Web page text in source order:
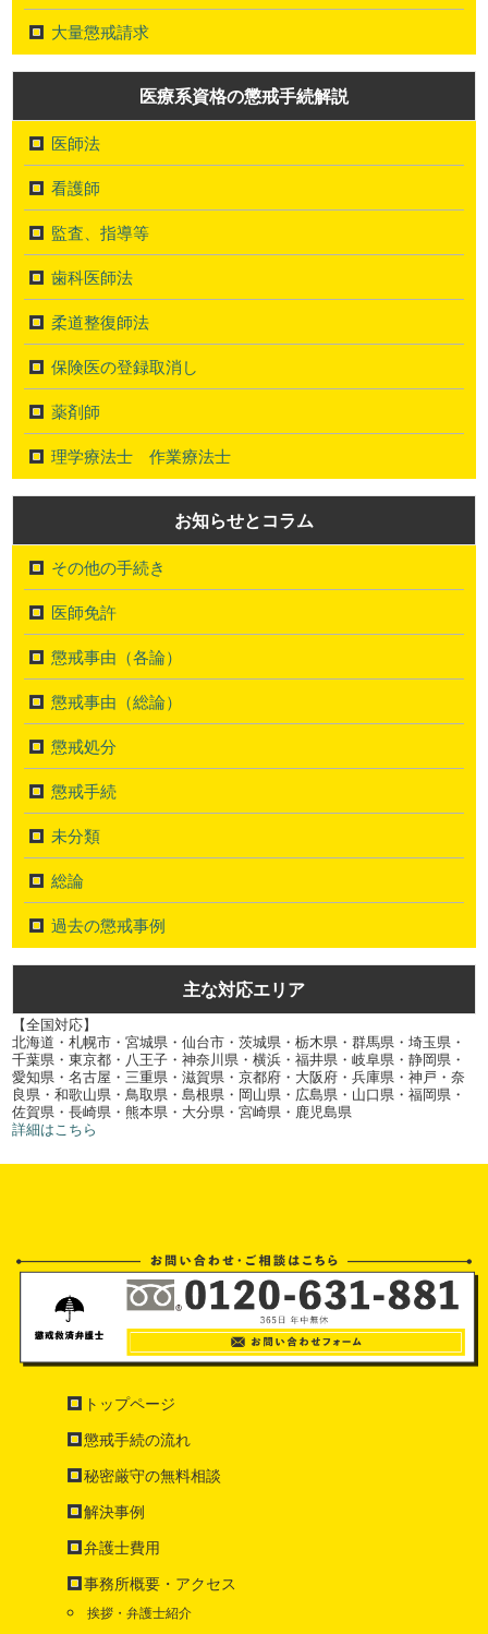
大量懲戒請求
医療系資格の懲戒手続解説
医師法
看護師
監査、指導等
歯科医師法
柔道整復師法
保険医の登録取消し
薬剤師
理学療法士 作業療法士
お知らせとコラム
その他の手続き
医師免許
懲戒事由（各論）
懲戒事由（総論）
懲戒処分
懲戒手続
未分類
総論
過去の懲戒事例
主な対応エリア
【全国対応】
北海道・札幌市・宮城県・仙台市・茨城県・栃木県・群馬県・埼玉県・
千葉県・東京都・八王子・神奈川県・横浜・福井県・岐阜県・静岡県・
愛知県・名古屋・三重県・滋賀県・京都府・大阪府・兵庫県・神戸・奈
良県・和歌山県・鳥取県・島根県・岡山県・広島県・山口県・福岡県・
佐賀県・長崎県・熊本県・大分県・宮崎県・鹿児島県
詳細はこちら
トップページ
懲戒手続の流れ
秘密厳守の無料相談
解決事例
弁護士費用
事務所概要・アクセス
挨拶・弁護士紹介